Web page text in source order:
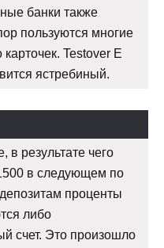
банки также
пользуются многие
Testover E
ястребиный.
в результате чего
в следующем по
проценты
либо
счет. Это произошло